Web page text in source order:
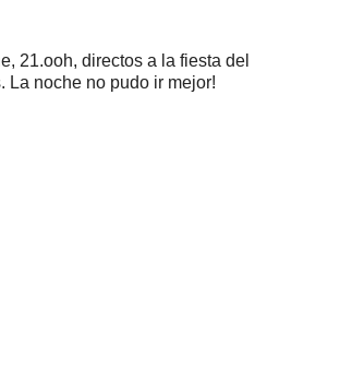
21.ooh, directos a la fiesta del
La noche no pudo ir mejor!